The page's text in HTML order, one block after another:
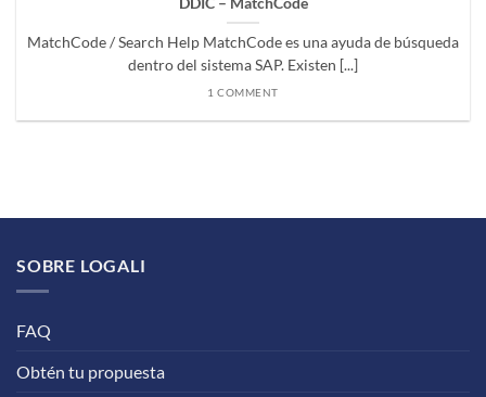
DDIC – MatchCode
MatchCode / Search Help MatchCode es una ayuda de búsqueda
dentro del sistema SAP. Existen [...]
1 COMMENT
SOBRE LOGALI
FAQ
Obtén tu propuesta